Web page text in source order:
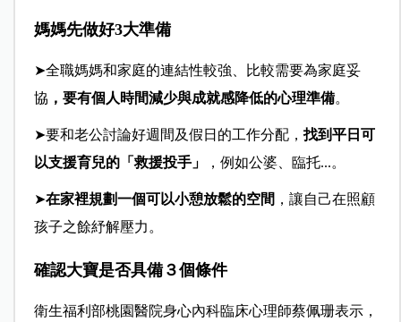
媽媽先做好3大準備
➤全職媽媽和家庭的連結性較強、比較需要為家庭妥
協 ，要有個人時間減少與成就感降低的心理準備。
➤要和老公討論好週間及假日的工作分配， 找到平日可
以支援育兒的「救援投手」
，例如公婆、臨托...。
➤在家裡規劃一個可以小憩放鬆的空間 ，讓自己在照顧
孩子之餘紓解壓力。
確認大寶是否具備３個條件
衛生福利部桃園醫院身心內科臨床心理師蔡佩珊表示，